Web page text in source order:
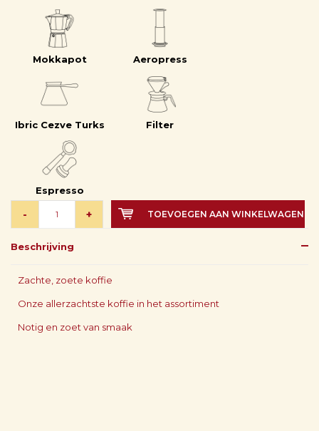
Mokkapot Aeropress
Ibric Cezve Turks Filter
Espresso
- + TOEVOEGEN AAN WINKELWAGEN
Beschrijving
Zachte, zoete koffie
Onze allerzachtste koffie in het assortiment
Notig en zoet van smaak